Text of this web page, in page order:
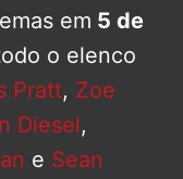
em 5 de
o elenco
Pratt, Zoe
Diesel,
e Sean